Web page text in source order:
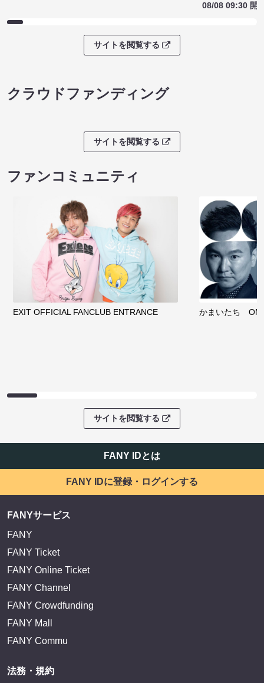
08/08 09:30 開
サイトを閲覧する
クラウドファンディング
サイトを閲覧する
ファンコミュニティ
EXIT OFFICIAL FANCLUB ENTRANCE かまいたち
サイトを閲覧する
FANY IDとは
FANY IDに登録・ログインする
FANYサービス
FANY
FANY Ticket
FANY Online Ticket
FANY Channel
FANY Crowdfunding
FANY Mall
FANY Commu
法務・規約